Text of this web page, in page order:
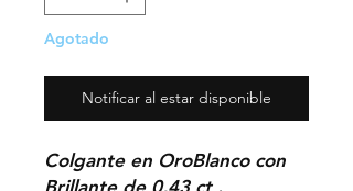
Agotado
Notificar al estar disponible
Colgante en OroBlanco con
Brillante de 0,43 ct .